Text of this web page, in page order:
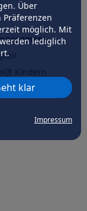
Über
Präferenzen
möglich. Mit
lediglich
klar
Impressum
der Natur